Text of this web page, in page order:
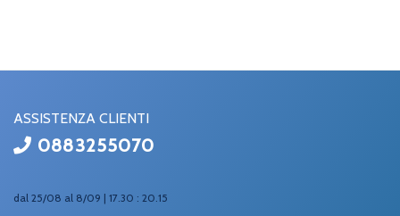
ASSISTENZA CLIENTI
0883255070
dal 25/08 al 8/09 | 17.30 : 20.15